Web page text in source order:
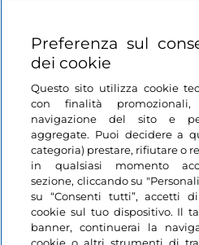
Login
Restiamo in contatto
Preferenza sul
dei cookie
Questo sito utilizza cookie
con finalità
navigazione del sito e
aggregate. Puoi decidere a
categoria) prestare, rifiutare o
in qualsiasi momento
sezione, cliccando su
su “Consenti tutti”, accetti
cookie sul tuo dispositivo. Il
banner, continuerai la